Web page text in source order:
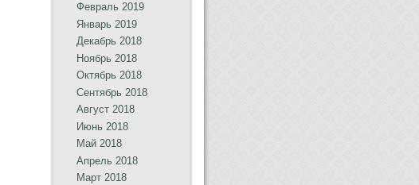
Февраль 2019
Январь 2019
Декабрь 2018
Ноябрь 2018
Октябрь 2018
Сентябрь 2018
Август 2018
Июнь 2018
Май 2018
Апрель 2018
Март 2018